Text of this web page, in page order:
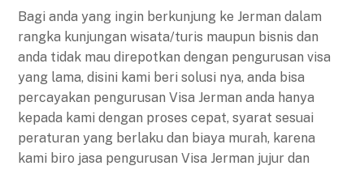
Bagi anda yang ingin berkunjung ke Jerman dalam
rangka kunjungan wisata/turis maupun bisnis dan
anda tidak mau direpotkan dengan pengurusan visa
yang lama, disini kami beri solusi nya, anda bisa
percayakan pengurusan Visa Jerman anda hanya
kepada kami dengan proses cepat, syarat sesuai
peraturan yang berlaku dan biaya murah, karena
kami biro jasa pengurusan Visa Jerman jujur dan